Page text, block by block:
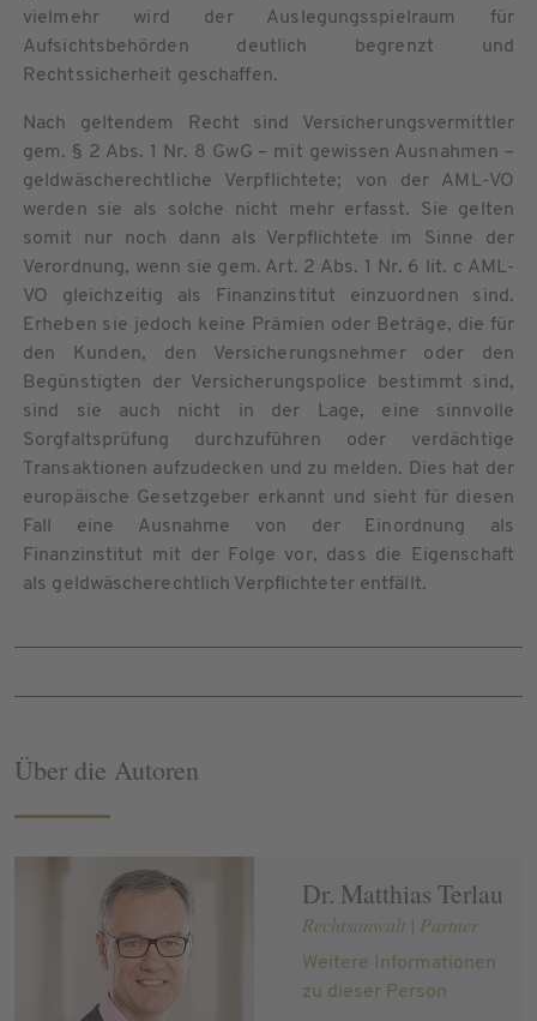
vielmehr wird der Auslegungsspielraum für
Aufsichtsbehörden deutlich begrenzt und
Rechtssicherheit geschaffen.
Nach geltendem Recht sind Versicherungsvermittler
gem. § 2 Abs. 1 Nr. 8 GwG – mit gewissen Ausnahmen –
geldwäscherechtliche Verpflichtete; von der AML-VO
werden sie als solche nicht mehr erfasst. Sie gelten
somit nur noch dann als Verpflichtete im Sinne der
Verordnung, wenn sie gem. Art. 2 Abs. 1 Nr. 6 lit. c AML-
VO gleichzeitig als Finanzinstitut einzuordnen sind.
Erheben sie jedoch keine Prämien oder Beträge, die für
den Kunden, den Versicherungsnehmer oder den
Begünstigten der Versicherungspolice bestimmt sind,
sind sie auch nicht in der Lage, eine sinnvolle
Sorgfaltsprüfung durchzuführen oder verdächtige
Transaktionen aufzudecken und zu melden. Dies hat der
europäische Gesetzgeber erkannt und sieht für diesen
Fall eine Ausnahme von der Einordnung als
Finanzinstitut mit der Folge vor, dass die Eigenschaft
als geldwäscherechtlich Verpflichteter entfällt.
Über die Autoren
Dr. Matthias Terlau
Rechtsanwalt | Partner
Weitere Informationen
zu dieser Person